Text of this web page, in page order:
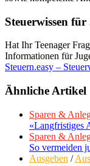
Steuerwissen
Hat Ihr Teenager
Informationen für
Steuern.easy –
Ähnliche Artikel
Sparen &
«Langfristiges
Sparen &
So vermeiden
Ausgeben /